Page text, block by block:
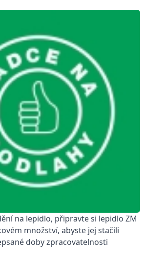
na lepidlo, připravte si lepidlo ZM
množství, abyste jej stačili
doby zpracovatelnosti